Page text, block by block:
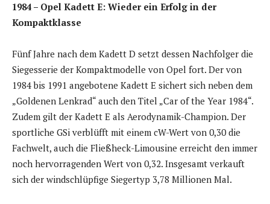
1984 – Opel Kadett E: Wieder ein Erfolg in der
Kompaktklasse
Fünf Jahre nach dem Kadett D setzt dessen Nachfolger die
Siegesserie der Kompaktmodelle von Opel fort. Der von
1984 bis 1991 angebotene Kadett E sichert sich neben dem
„Goldenen Lenkrad“ auch den Titel „Car of the Year 1984“.
Zudem gilt der Kadett E als Aerodynamik-Champion. Der
sportliche GSi verblüfft mit einem cW-Wert von 0,30 die
Fachwelt, auch die Fließheck-Limousine erreicht den immer
noch hervorragenden Wert von 0,32. Insgesamt verkauft
sich der windschlüpfige Siegertyp 3,78 Millionen Mal.